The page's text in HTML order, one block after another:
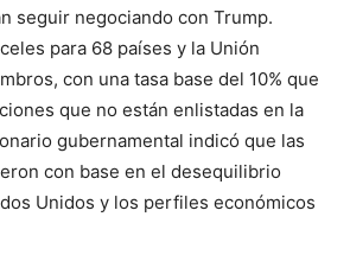
seguir negociando con Trump.
para 68 países y la Unión
con una tasa base del 10% que
que no están enlistadas en la
gubernamental indicó que las
con base en el desequilibrio
Unidos y los perfiles económicos